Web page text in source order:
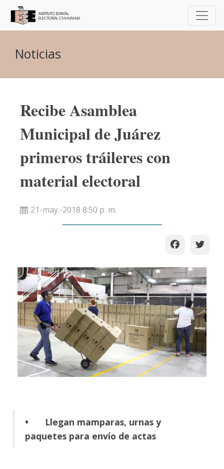
Noticias
Recibe Asamblea
Municipal de Juárez
primeros tráileres con
material electoral
21-may.-2018 8:50 p. m.
•
Llegan mamparas, urnas y
paquetes para envío de actas